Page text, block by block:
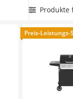
Wählen Sie
um immer die
hat uns
Produkte
Preis-Leistungs-